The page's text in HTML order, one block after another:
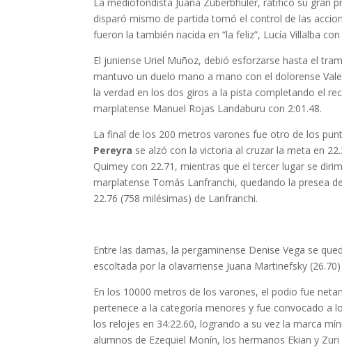
disparó mismo de partida tomó el control de las
fueron la también nacida en “la feliz”, Lucía Villalba
El juniense Uriel Muñoz, debió esforzarse hasta el
mantuvo un duelo mano a mano con el dolorense
la verdad en los dos giros a la pista completando el
marplatense Manuel Rojas Landaburu con 2:01.48.
La final de los 200 metros varones fue otro de los
Pereyra se alzó con la victoria al cruzar la meta en
Quimey con 22.71, mientras que el tercer lugar se
marplatense Tomás Lanfranchi, quedando la presea
22.76 (758 milésimas) de Lanfranchi.
Entre las damas, la pergaminense Denise Vega se
escoltada por la olavarriense Juana Martinefsky
En los 10000 metros de los varones, el podio fue
pertenece a la categoría menores y fue convocado a
los relojes en 34:22.60, logrando a su vez la marca
alumnos de Ezequiel Monín, los hermanos Ekian y